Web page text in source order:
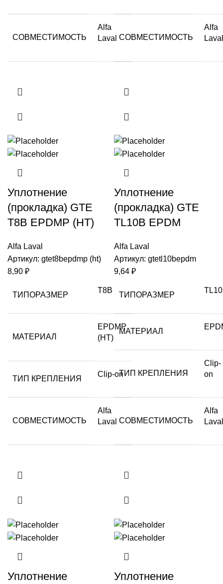
СОВМЕСТИМОСТЬ
Alfa
Laval СОВМЕСТИМОСТЬ
Alfa
Laval
Уплотнение
(прокладка) GTE
T8B EPDMP (HT)
Alfa Laval
Артикул: gtet8bepdmp (ht)
8,90 ₽
ТИПОРАЗМЕР
T8B
МАТЕРИАЛ
EPDMP
(HT)
ТИП КРЕПЛЕНИЯ
Clip-on
СОВМЕСТИМОСТЬ
Alfa
Laval
Уплотнение
(прокладка) GTE
TL10B EPDM
Alfa Laval
Артикул: gtetl10bepdm
9,64 ₽
ТИПОРАЗМЕР
МАТЕРИАЛ
ТИП КРЕПЛЕНИЯ
Clip-
on
СОВМЕСТИМОСТЬ
Alfa
Laval
Уплотнение Уплотнение